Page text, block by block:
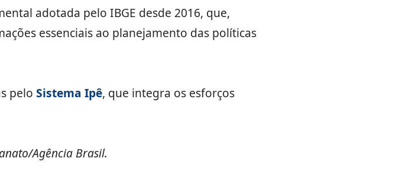
adotada pelo IBGE desde 2016, que,
essenciais ao planejamento das políticas
pelo Sistema Ipê, que integra os esforços
Agência Brasil.